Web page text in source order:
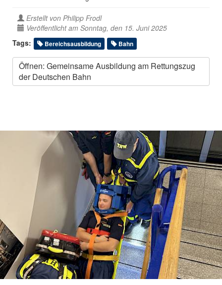
Erstellt von Philipp Frodl
Veröffentlicht am Sonntag, den 15. Juni 2025
Tags:
Bereichsausbildung Bahn
Öffnen: Gemeinsame Ausbildung am Rettungszug
der Deutschen Bahn